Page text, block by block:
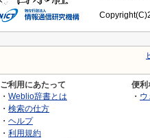
ご利用にあたって
・ Weblio辞書とは
・ 検索の仕方
・ ヘルプ
・ 利用規約
便利
・ ウ